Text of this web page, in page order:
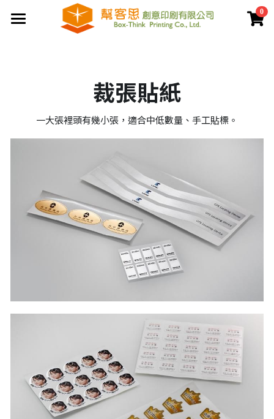
0
結構設計打樣中心
客製提袋
陳列架包裝
聯盒打樣生產中心
檔案上傳區
Line 即時客服
裁張貼紙
一大張裡頭有幾小張，適合中低數量、手工貼標。
×
商品分類
節慶公版包裝盒
公版提袋
公版手提盒
公版掀蓋盒
公版雙扣提盒
公版T型提盒
素色系列公版盒